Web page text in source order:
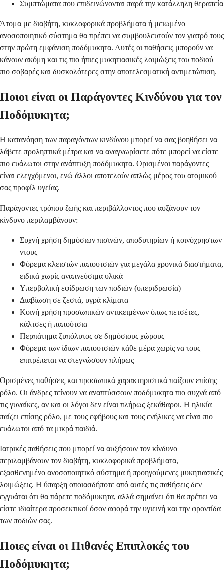
Συμπτώματα που επιδεινώνονται παρά την κατάλληλη θεραπεία
Άτομα με διαβήτη, κυκλοφορικά προβλήματα ή μειωμένο
ανοσοποιητικό σύστημα θα πρέπει να συμβουλευτούν τον γιατρό τους
στην πρώτη εμφάνιση ποδόμυκητα. Αυτές οι παθήσεις μπορούν να
κάνουν ακόμη και τις πιο ήπιες μυκητιασικές λοιμώξεις του ποδιού
πιο σοβαρές και δυσκολότερες στην αποτελεσματική αντιμετώπιση.
Ποιοι είναι οι Παράγοντες Κινδύνου για τον
Ποδόμυκητα;
Η κατανόηση των παραγόντων κινδύνου μπορεί να σας βοηθήσει να
λάβετε προληπτικά μέτρα και να αναγνωρίσετε πότε μπορεί να είστε
πιο ευάλωτοι στην ανάπτυξη ποδόμυκητα. Ορισμένοι παράγοντες
είναι ελεγχόμενοι, ενώ άλλοι αποτελούν απλώς μέρος του ατομικού
σας προφίλ υγείας.
Παράγοντες τρόπου ζωής και περιβάλλοντος που αυξάνουν τον
κίνδυνο περιλαμβάνουν:
Συχνή χρήση δημόσιων πισινών, αποδυτηρίων ή κοινόχρηστων
ντους
Φόρεμα κλειστών παπουτσιών για μεγάλα χρονικά διαστήματα,
ειδικά χωρίς αναπνεύσιμα υλικά
Υπερβολική εφίδρωση των ποδιών (υπεριδρωσία)
Διαβίωση σε ζεστά, υγρά κλίματα
Κοινή χρήση προσωπικών αντικειμένων όπως πετσέτες,
κάλτσες ή παπούτσια
Περπάτημα ξυπόλυτος σε δημόσιους χώρους
Φόρεμα των ίδιων παπουτσιών κάθε μέρα χωρίς να τους
επιτρέπεται να στεγνώσουν πλήρως
Ορισμένες παθήσεις και προσωπικά χαρακτηριστικά παίζουν επίσης
ρόλο. Οι άνδρες τείνουν να αναπτύσσουν ποδόμυκητα πιο συχνά από
τις γυναίκες, αν και οι λόγοι δεν είναι πλήρως ξεκάθαροι. Η ηλικία
παίζει επίσης ρόλο, με τους εφήβους και τους ενήλικες να είναι πιο
ευάλωτοι από τα μικρά παιδιά.
Ιατρικές παθήσεις που μπορεί να αυξήσουν τον κίνδυνο
περιλαμβάνουν τον διαβήτη, κυκλοφορικά προβλήματα,
εξασθενημένο ανοσοποιητικό σύστημα ή προηγούμενες μυκητιασικές
λοιμώξεις. Η ύπαρξη οποιασδήποτε από αυτές τις παθήσεις δεν
εγγυάται ότι θα πάρετε ποδόμυκητα, αλλά σημαίνει ότι θα πρέπει να
είστε ιδιαίτερα προσεκτικοί όσον αφορά την υγιεινή και την φροντίδα
των ποδιών σας.
Ποιες είναι οι Πιθανές Επιπλοκές του
Ποδόμυκητα;